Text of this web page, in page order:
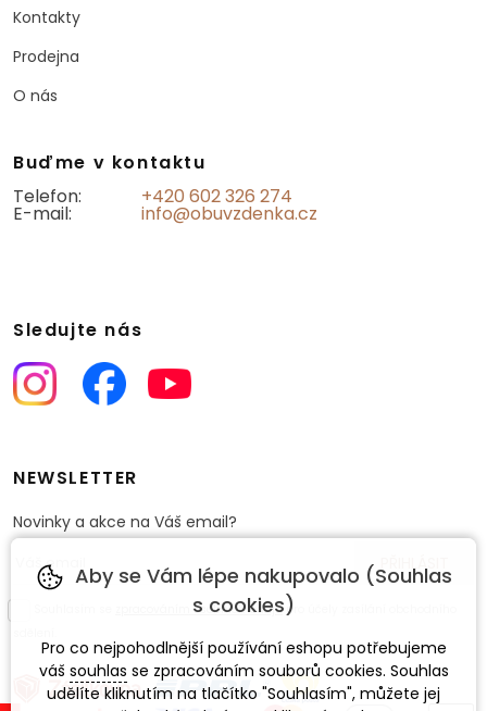
Kontakty
Prodejna
O nás
Buďme v kontaktu
Telefon:
+420 602 326 274
E-mail: info@obuvzdenka.cz
Sledujte nás
NEWSLETTER
Novinky a akce na Váš email?
zpracováním osobních údajůpro účely zasílání obchodního
Aby se Vám lépe nakupovalo (Souhlas
s cookies)
Pro co nejpohodlnější používání eshopu potřebujeme
váš souhlas se zpracováním souborů cookies. Souhlas
udělíte kliknutím na tlačítko "Souhlasím", můžete jej